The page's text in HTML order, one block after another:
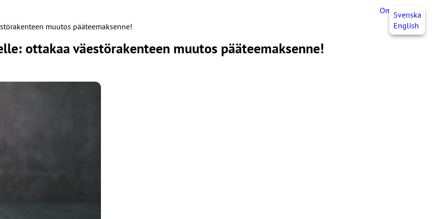
OmaJHLSvenska
English
muutos pääteemaksenne!
ottakaa väestörakenteen muutos pääteemaksenne!